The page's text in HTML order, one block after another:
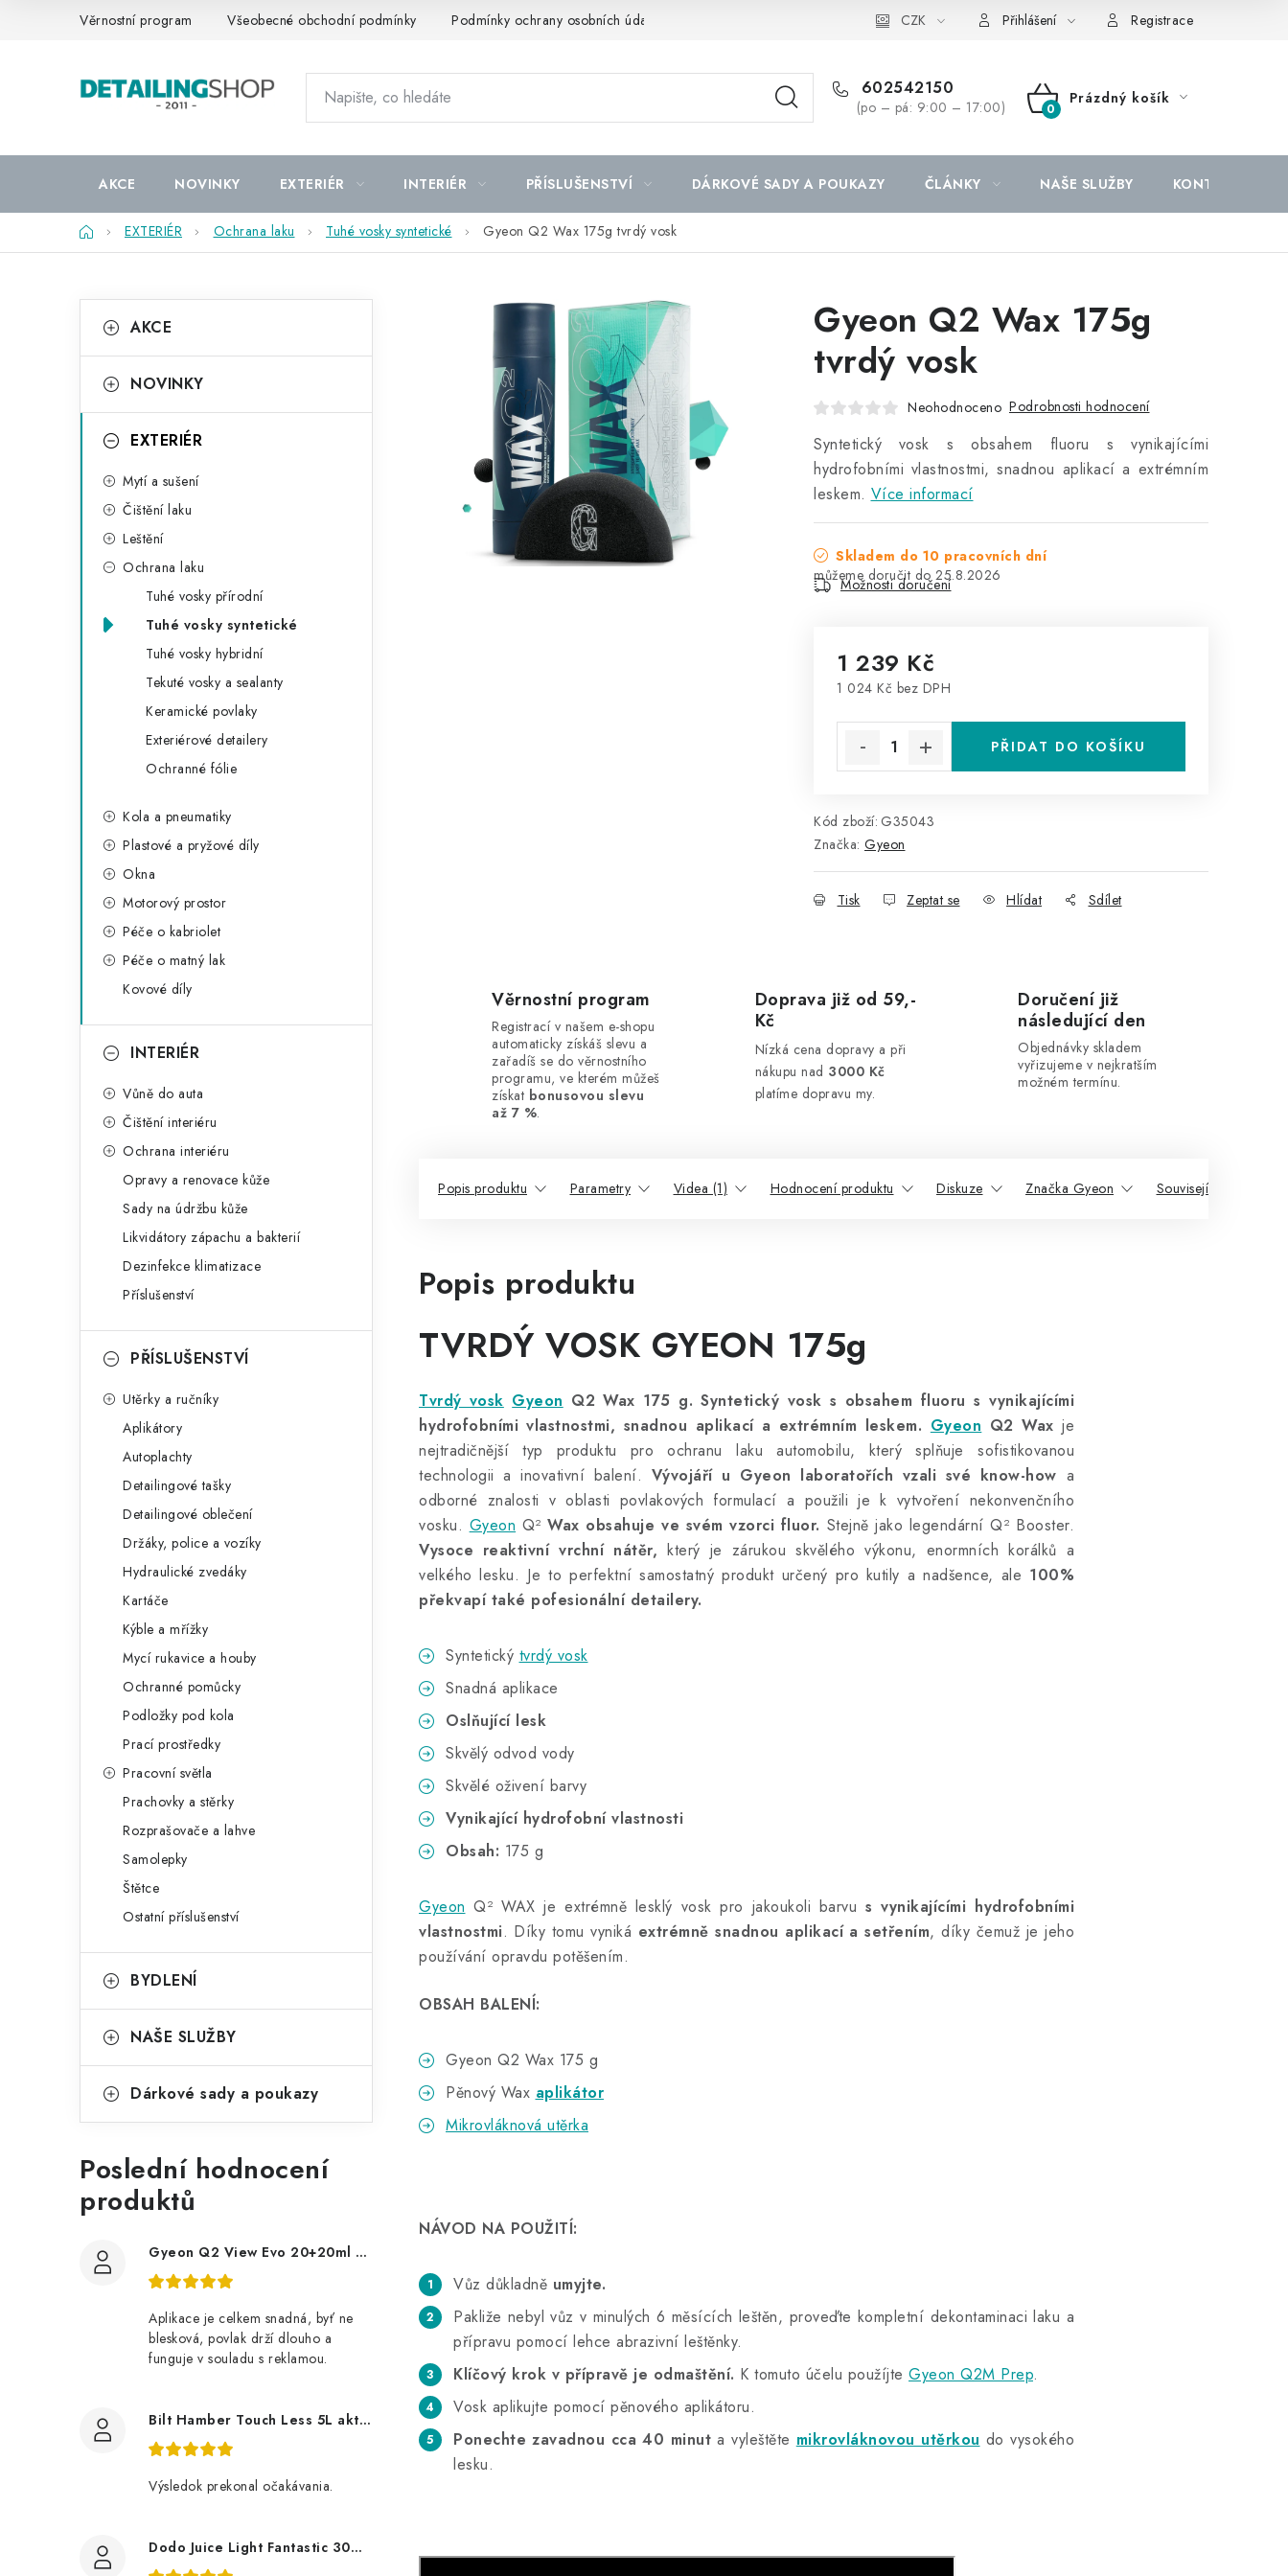
Věrnostní program Všeobecné obchodní podmínky Podmínky ochrany osobních údajů CZK Přihlášení Registrace
602542150
(po – pá: 9:00 – 17:00)
NÁKUPNÍ
Prázdný košík
AKCE NOVINKY EXTERIÉR INTERIÉR PŘÍSLUŠENSTVÍ DÁRKOVÉ SADY A POUKAZY ČLÁNKY NAŠE SLUŽBY KONTAKTY
DomůEXTERIÉR Ochrana laku Tuhé vosky syntetické Gyeon Q2 Wax 175g tvrdý vosk
o
t
kategorie
a
e
AKCE
NOVINKY
EXTERIÉR
Mytí a sušení
Čištění laku
Leštění
Ochrana laku
Tuhé vosky přírodní
Tuhé vosky syntetické
Tuhé vosky hybridní
Tekuté vosky a sealanty
Keramické povlaky
Exteriérové detailery
Ochranné fólie
Kola a pneumatiky
Plastové a pryžové díly
Okna
Motorový prostor
Péče o kabriolet
Péče o matný lak
Kovové díly
INTERIÉR
Vůně do auta
Čištění interiéru
Ochrana interiéru
Opravy a renovace kůže
Sady na údržbu kůže
Likvidátory zápachu a bakterií
Dezinfekce klimatizace
Příslušenství
PŘÍSLUŠENSTVÍ
Utěrky a ručníky
Aplikátory
Autoplachty
Detailingové tašky
Detailingové oblečení
Držáky, police a vozíky
Hydraulické zvedáky
Kartáče
Kýble a mřížky
Mycí rukavice a houby
Ochranné pomůcky
Podložky pod kola
Prací prostředky
Pracovní světla
Prachovky a stěrky
Rozprašovače a lahve
Samolepky
Štětce
Ostatní příslušenství
BYDLENÍ
NAŠE SLUŽBY
Dárkové sady a poukazy
Poslední hodnocení
produktů
Gyeon Q2 View Evo 20+20ml nanopovlak na okna
Aplikace je celkem snadná, byť ne
blesková, povlak drží dlouho a
funguje v souladu s reklamou.
Bilt Hamber Touch Less 5L aktivní pěna
Výsledok prekonal očakávania.
Dodo Juice Light Fantastic 30ml měkký vosk
Gyeon Q2 Wax 175g
tvrdý vosk
Neohodnoceno Podrobnosti hodnocení
Syntetický vosk s obsahem fluoru s vynikajícími
hydrofobními vlastnostmi, snadnou aplikací a extrémním
leskem. Více informací
Skladem do 10 pracovních dní
25.8.2026
Možnosti doručení
1 239 Kč
1 024 Kč bez DPH
PŘIDAT DO KOŠÍKU
Kód zboží: G35043
Značka: Gyeon
Tisk Zeptat se Hlídat Sdílet
Věrnostní program
Registrací v našem e-shopu
automaticky získáš slevu a
zařadíš se do věrnostního
programu, ve kterém můžeš
získat bonusovou slevu
až 7 %.
Doprava již od 59,-
Kč
Nízká cena dopravy a při
nákupu nad 3000 Kč
platíme dopravu my.
Doručení již
následující den
Objednávky skladem
vyřizujeme v nejkratším
možném termínu.
Popis produktu Parametry Videa (1) Hodnocení produktu Diskuze Značka Gyeon Související produkty
Popis produktu
TVRDÝ VOSK GYEON 175g
Tvrdý vosk Gyeon Q2 Wax 175 g.Syntetický vosk s obsahem fluoru s vynikajícími
hydrofobními vlastnostmi, snadnou aplikací a extrémním leskem. Gyeon Q2 Waxje
nejtradičnější typ produktu pro ochranu laku automobilu, který splňuje sofistikovanou
technologii a inovativní balení. Vývojáří u Gyeon laboratořích vzali své know-how a
odborné znalosti v oblasti povlakových formulací a použili je k vytvoření nekonvenčního
vosku. Gyeon Q²Wax obsahuje ve svém vzorci fluor. Stejně jako legendární Q² Booster.
Vysoce reaktivní vrchní nátěr, který je zárukou skvělého výkonu, enormních korálků a
velkého lesku. Je to perfektní samostatný produkt určený pro kutily a nadšence, ale 100%
překvapí také pofesionální detailery.
Syntetický tvrdý vosk
Snadná aplikace
Oslňující lesk
Skvělý odvod vody
Skvělé oživení barvy
Vynikající hydrofobní vlastnosti
Obsah: 175 g
Gyeon Q² WAX je extrémně lesklý vosk pro jakoukoli barvu s vynikajícími hydrofobními
vlastnostmi. Díky tomu vyniká extrémně snadnou aplikací a setřením, díky čemuž je jeho
používání opravdu potěšením.
OBSAH BALENÍ:
Gyeon Q2 Wax 175 g
Pěnový Wax aplikátor
Mikrovláknová utěrka
NÁVOD NA POUŽITÍ:
Vůz důkladně umyjte.
Pakliže nebyl vůz v minulých 6 měsících leštěn, proveďte kompletní dekontaminaci laku a
přípravu pomocí lehce abrazivní leštěnky.
Klíčový krok v přípravě je odmaštění. K tomuto účelu použíjte Gyeon Q2M Prep.
Vosk aplikujte pomocí pěnového aplikátoru.
Ponechte zavadnou cca 40 minut a vyleštěte mikrovláknovou utěrkou do vysokého
lesku.